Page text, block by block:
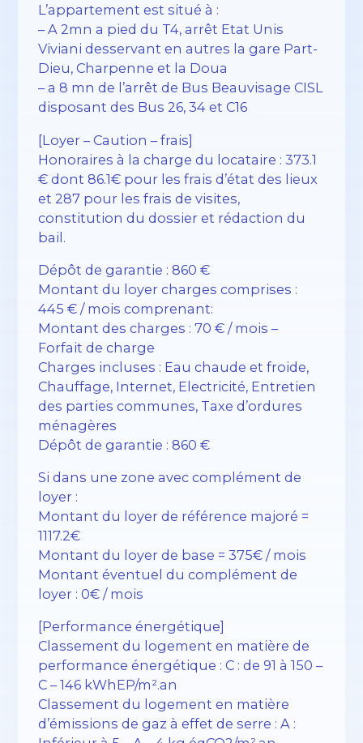
L’appartement est situé à :
– A 2mn a pied du T4, arrêt Etat Unis
Viviani desservant en autres la gare Part-
Dieu, Charpenne et la Doua
– a 8 mn de l’arrêt de Bus Beauvisage CISL
disposant des Bus 26, 34 et C16
[Loyer – Caution – frais]
Honoraires à la charge du locataire : 373.1
€ dont 86.1€ pour les frais d’état des lieux
et 287 pour les frais de visites,
constitution du dossier et rédaction du
bail.
Dépôt de garantie : 860 €
Montant du loyer charges comprises :
445 € / mois comprenant:
Montant des charges : 70 € / mois –
Forfait de charge
Charges incluses : Eau chaude et froide,
Chauffage, Internet, Electricité, Entretien
des parties communes, Taxe d’ordures
ménagères
Dépôt de garantie : 860 €
Si dans une zone avec complément de
loyer :
Montant du loyer de référence majoré =
1117.2€
Montant du loyer de base = 375€ / mois
Montant éventuel du complément de
loyer : 0€ / mois
[Performance énergétique]
Classement du logement en matière de
performance énergétique : C : de 91 à 150 –
C – 146 kWhEP/m².an
Classement du logement en matière
d’émissions de gaz à effet de serre : A :